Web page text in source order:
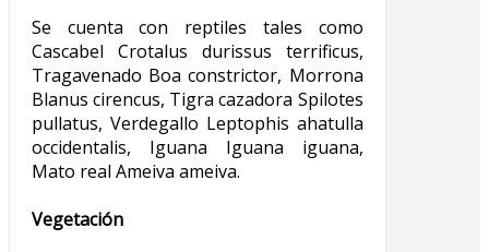
Se cuenta con reptiles tales como
Cascabel Crotalus durissus terrificus,
Tragavenado Boa constrictor, Morrona
Blanus cirencus, Tigra cazadora Spilotes
pullatus, Verdegallo Leptophis ahatulla
occidentalis, Iguana Iguana iguana,
Mato real Ameiva ameiva.
Vegetación